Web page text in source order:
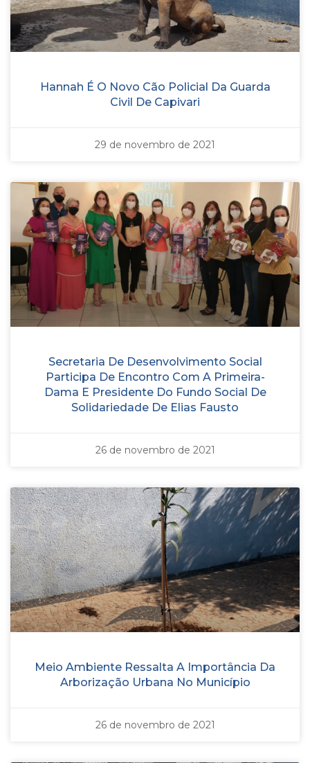
Hannah É O Novo Cão Policial Da Guarda
Civil De Capivari
29 de novembro de 2021
Secretaria De Desenvolvimento Social
Participa De Encontro Com A Primeira-
Dama E Presidente Do Fundo Social De
Solidariedade De Elias Fausto
26 de novembro de 2021
Meio Ambiente Ressalta A Importância Da
Arborização Urbana No Município
26 de novembro de 2021